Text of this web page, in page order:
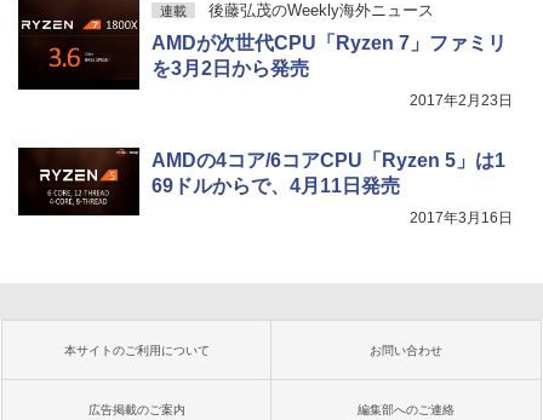
連載 後藤弘茂のWeekly海外ニュース
AMDが次世代CPU「Ryzen 7」ファミリ
を3月2日から発売
2017年2月23日
AMDの4コア/6コアCPU「Ryzen 5」は1
69ドルからで、4月11日発売
2017年3月16日
本サイトのご利用について お問い合わせ
広告掲載のご案内 編集部へのご連絡